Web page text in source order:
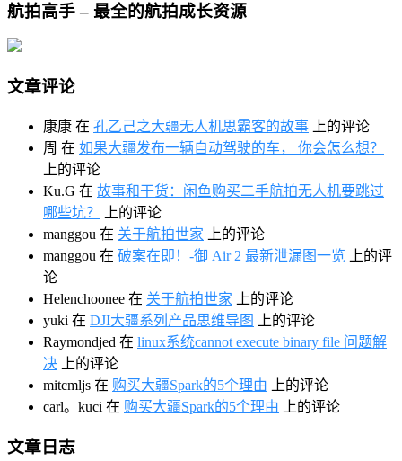
航拍高手 – 最全的航拍成长资源
文章评论
康康 在 孔乙己之大疆无人机思霸客的故事 上的评论
周 在 如果大疆发布一辆自动驾驶的车， 你会怎么想？
上的评论
Ku.G 在 故事和干货：闲鱼购买二手航拍无人机要跳过
哪些坑？
上的评论
manggou 在 关于航拍世家 上的评论
manggou 在 破案在即！-御 Air 2 最新泄漏图一览 上的评
论
Helenchoonee 在 关于航拍世家 上的评论
yuki 在 DJI大疆系列产品思维导图
上的评论
Raymondjed 在 linux系统cannot execute binary file 问题解
决 上的评论
mitcmljs 在 购买大疆Spark的5个理由 上的评论
carl。kuci 在 购买大疆Spark的5个理由 上的评论
文章日志